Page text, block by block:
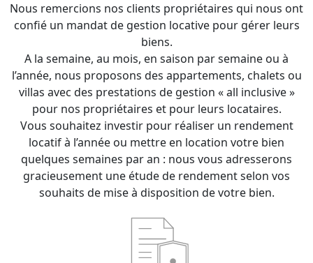
Nous remercions nos clients propriétaires qui nous ont
confié un mandat de gestion locative pour gérer leurs
biens.
A la semaine, au mois, en saison par semaine ou à
l’année, nous proposons des appartements, chalets ou
villas avec des prestations de gestion « all inclusive »
pour nos propriétaires et pour leurs locataires.
Vous souhaitez investir pour réaliser un rendement
locatif à l’année ou mettre en location votre bien
quelques semaines par an : nous vous adresserons
gracieusement une étude de rendement selon vos
souhaits de mise à disposition de votre bien.